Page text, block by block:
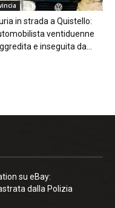
in strada a Quistello:
ventiduenne
e inseguita da...
su eBay:
dalla Polizia